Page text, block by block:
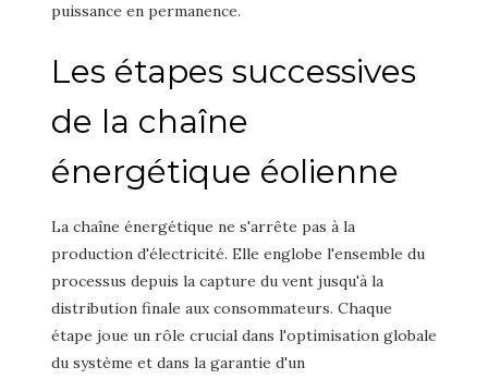
puissance en permanence.
Les étapes successives
de la chaîne
énergétique éolienne
La chaîne énergétique ne s'arrête pas à la
production d'électricité. Elle englobe l'ensemble du
processus depuis la capture du vent jusqu'à la
distribution finale aux consommateurs. Chaque
étape joue un rôle crucial dans l'optimisation globale
du système et dans la garantie d'un